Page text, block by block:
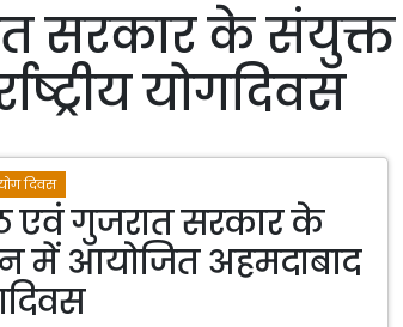
सरकार के संयुक्त
योगदिवस
दिवस
एवं गुजरात सरकार के
में आयोजित अहमदाबाद